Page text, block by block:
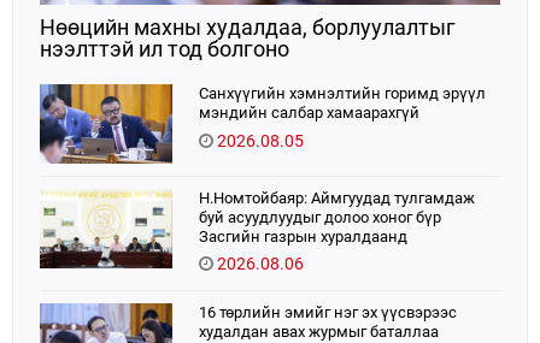
Нөөцийн махны худалдаа, борлуулалтыг
нээлттэй ил тод болгоно
Санхүүгийн хэмнэлтийн горимд эрүүл
мэндийн салбар хамаарахгүй
2026.08.05
Н.Номтойбаяр: Аймгуудад тулгамдаж
буй асуудлуудыг долоо хоног бүр
Засгийн газрын хуралдаанд
танилцуулж, шийдвэрлүүлнэ
2026.08.06
16 төрлийн эмийг нэг эх үүсвэрээс
худалдан авах журмыг баталлаа